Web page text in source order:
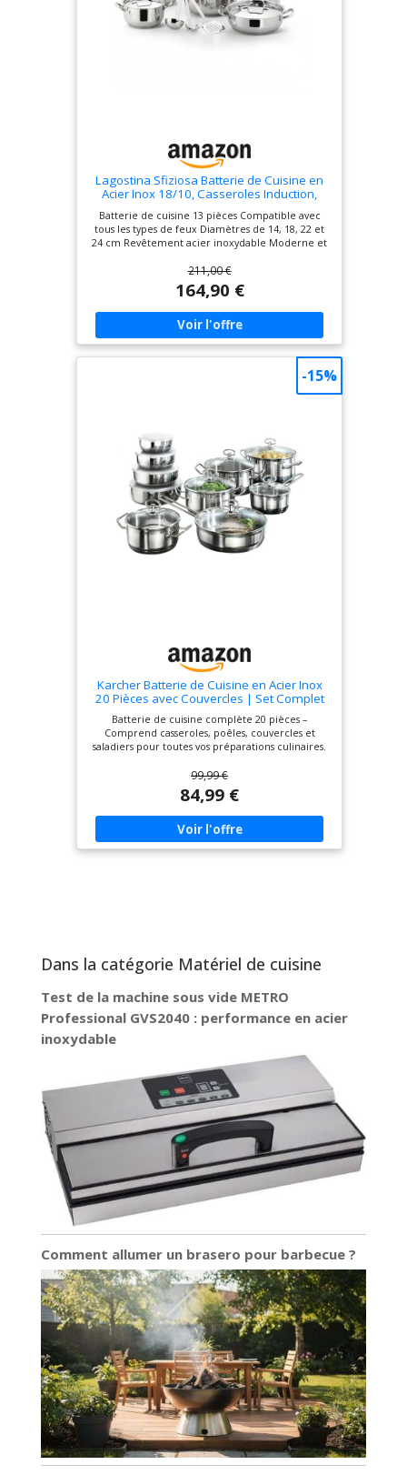
poli à l'extérieur et
satiné à l'intérieur.
Lagostina Sfiziosa Batterie de Cuisine en
Acier Inox 18/10, Casseroles Induction,
Set avec 3 Faitouts, 2 Marmites, 1
Casserole, 4 Couvercles et 3 Ustensiles
Batterie de cuisine 13 pièces Compatible avec
tous les types de feux Diamètres de 14, 18, 22 et
24 cm Revêtement acier inoxydable Moderne et
211,00 €
164,90 €
Karcher Batterie de Cuisine en Acier Inox
20 Pièces avec Couvercles | Set Complet
de Casseroles, Poêles et Saladiers pour
Cuisine, Induction, Gaz et Électrique | Idéal
Maison et Famille
Batterie de cuisine complète 20 pièces –
Comprend casseroles, poêles, couvercles et
saladiers pour toutes vos préparations culinaires.
la corrosion, 100% PTFE et PFAS libre pour une
cuisine saine. Compatible tous types de feux –
Idéal pour induction, gaz et plaques électriques,
pratique pour toutes les cuisines. Polyvalent et
fonctionnel – Facile à nettoyer, design moderne
et élégant, parfait pour un usage quotidien à la
maison ou en restaurant. Parfait pour la famille
99,99 €
84,99 €
-15%
Dans la catégorie Matériel de cuisine
Test de la machine sous vide METRO
Professional GVS2040 : performance en acier
inoxydable
Comment allumer un brasero pour barbecue ?